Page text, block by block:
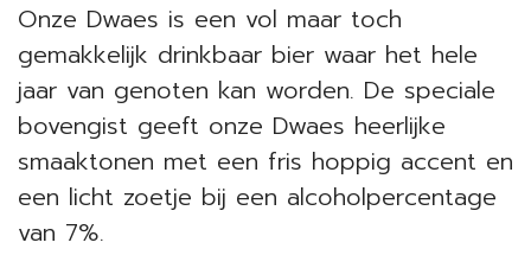
Onze Dwaes is een vol maar toch
gemakkelijk drinkbaar bier waar het hele
jaar van genoten kan worden. De speciale
bovengist geeft onze Dwaes heerlijke
smaaktonen met een fris hoppig accent en
een licht zoetje bij een alcoholpercentage
van 7%.